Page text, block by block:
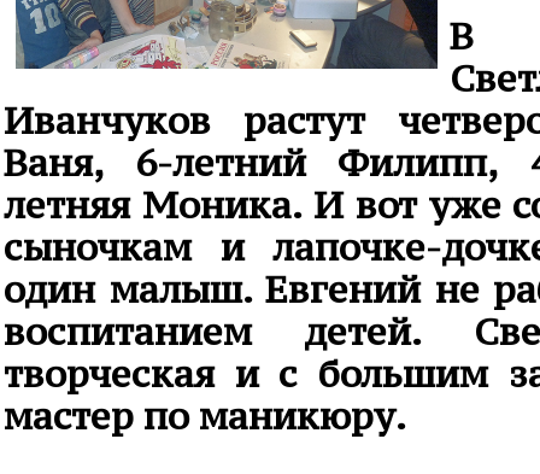
В
Иванчуков растут
Ваня, 6-летний Филипп,
летняя Моника. И вот уже
сыночкам и лапочке-
один малыш. Евгений не
воспитанием детей.
творческая и с большим
мастер по маникюру.